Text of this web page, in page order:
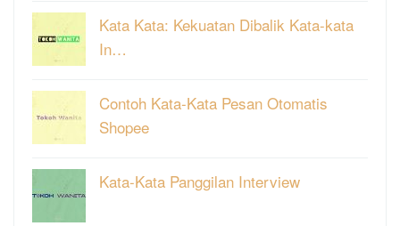
Kata Kata: Kekuatan Dibalik Kata-kata
In…
Contoh Kata-Kata Pesan Otomatis
Shopee
Kata-Kata Panggilan Interview